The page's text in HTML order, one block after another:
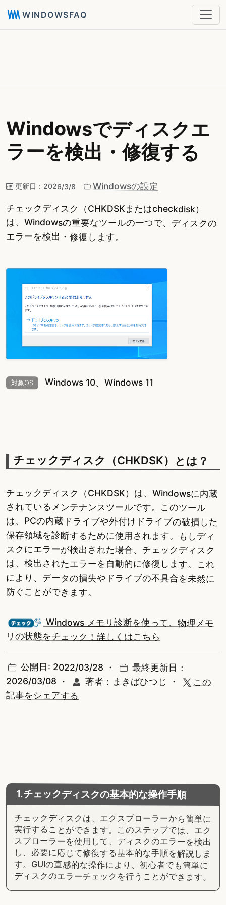
WINDOWSFAQ
Windowsでディスクエ
ラーを検出・修復する
更新日： 2026/3/8 Windowsの設定
チェックディスク（CHKDSKまたはcheckdisk）
は、Windowsの重要なツールの一つで、ディスクの
エラーを検出・修復します。
対象OS Windows 10、Windows 11
チェックディスク（CHKDSK）とは？
チェックディスク（CHKDSK）は、Windowsに内蔵
されているメンテナンスツールです。このツール
は、PCの内蔵ドライブや外付けドライブの破損した
保存領域を診断するために使用されます。もしディ
スクにエラーが検出された場合、チェックディスク
は、検出されたエラーを自動的に修復します。これ
により、データの損失やドライブの不具合を未然に
防ぐことができます。
Windows メモリ診断を使って、物理メモ
リの状態をチェック！詳しくはこちら
公開日: 2022/03/28 ・ 最終更新日：
2026/03/08 ・ 著者：まきばひつじ ・ この
記事をシェアする
1.チェックディスクの基本的な操作手順
チェックディスクは、エクスプローラーから簡単に
実行することができます。このステップでは、エク
スプローラーを使用して、ディスクのエラーを検出
し、必要に応じて修復する基本的な手順を解説しま
す。GUIの直感的な操作により、初心者でも簡単に
ディスクのエラーチェックを行うことができます。